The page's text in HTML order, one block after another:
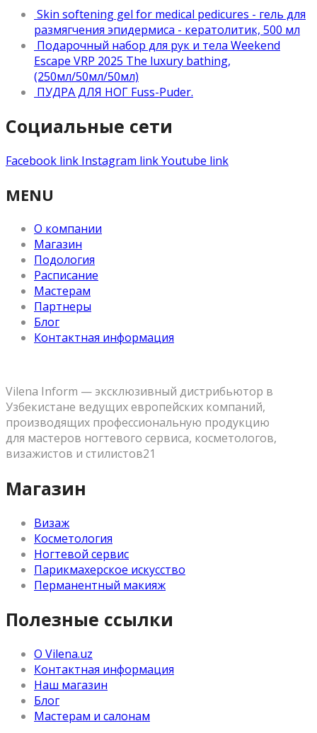
Skin softening gel for medical pedicures - гель для
размягчения эпидермиса - кератолитик, 500 мл
Подарочный набор для рук и тела Weekend
Escape VRP 2025 The luxury bathing,
(250мл/50мл/50мл)
ПУДРА ДЛЯ НОГ Fuss-Puder.
Социальные сети
Facebook link Instagram linkYoutube link
MENU
О компании
Магазин
Подология
Расписание
Мастерам
Партнеры
Блог
Контактная информация
Vilena Inform — эксклюзивный дистрибьютор в
Узбекистане ведущих европейских компаний,
производящих профессиональную продукцию
для мастеров ногтевого сервиса, косметологов,
визажистов и стилистов21
Магазин
Визаж
Косметология
Ногтевой сервис
Парикмахерское искусство
Перманентный макияж
Полезные ссылки
О Vilena.uz
Контактная информация
Наш магазин
Блог
Мастерам и салонам